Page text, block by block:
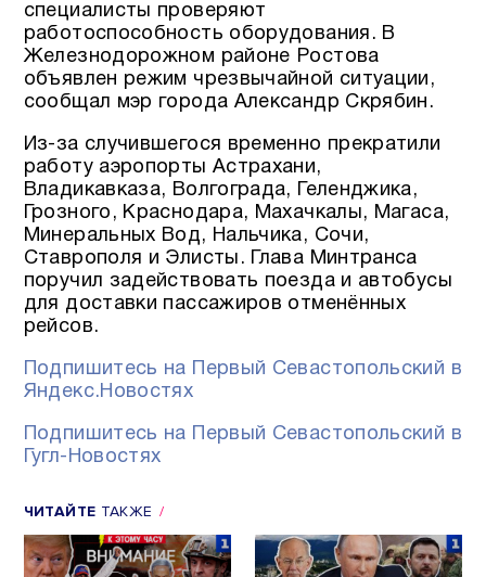
специалисты проверяют
работоспособность оборудования. В
Железнодорожном районе Ростова
объявлен режим чрезвычайной ситуации,
сообщал мэр города Александр Скрябин.
Из-за случившегося временно прекратили
работу аэропорты Астрахани,
Владикавказа, Волгограда, Геленджика,
Грозного, Краснодара, Махачкалы, Магаса,
Минеральных Вод, Нальчика, Сочи,
Ставрополя и Элисты. Глава Минтранса
поручил задействовать поезда и автобусы
для доставки пассажиров отменённых
рейсов.
Подпишитесь на Первый Севастопольский в
Яндекс.Новостях
Подпишитесь на Первый Севастопольский в
Гугл-Новостях
ЧИТАЙТЕ ТАКЖЕ